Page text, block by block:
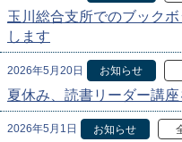
玉川総合支所でのブック
します
2026年5月20日 お知らせ
夏休み、読書リーダー講
2026年5月1日 お知らせ